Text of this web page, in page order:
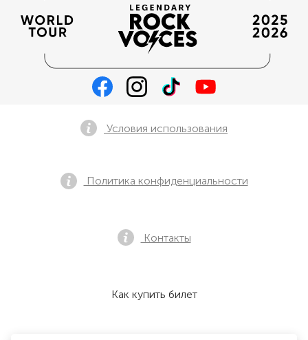
Условия использования
Политика конфиденциальности
Контакты
Как купить билет